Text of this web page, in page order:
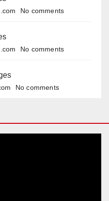
No comments
No comments
No comments